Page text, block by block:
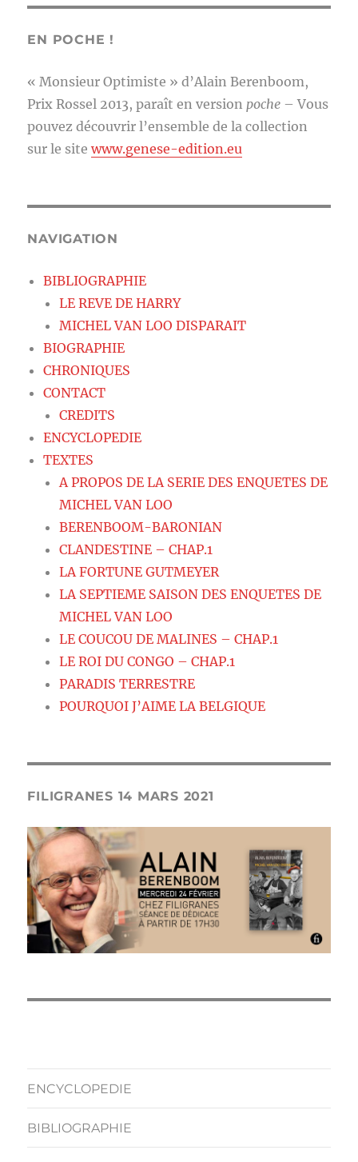
EN POCHE !
« Monsieur Optimiste » d’Alain Berenboom,
Prix Rossel 2013, paraît en version poche – Vous
pouvez découvrir l’ensemble de la collection
sur le sitewww.genese-edition.eu
NAVIGATION
BIBLIOGRAPHIE
LE REVE DE HARRY
MICHEL VAN LOO DISPARAIT
BIOGRAPHIE
CHRONIQUES
CONTACT
CREDITS
ENCYCLOPEDIE
TEXTES
A PROPOS DE LA SERIE DES ENQUETES DE
MICHEL VAN LOO
BERENBOOM-BARONIAN
CLANDESTINE – CHAP.1
LA FORTUNE GUTMEYER
LA SEPTIEME SAISON DES ENQUETES DE
MICHEL VAN LOO
LE COUCOU DE MALINES – CHAP.1
LE ROI DU CONGO – CHAP.1
PARADIS TERRESTRE
POURQUOI J’AIME LA BELGIQUE
FILIGRANES 14 MARS 2021
ENCYCLOPEDIE
BIBLIOGRAPHIE